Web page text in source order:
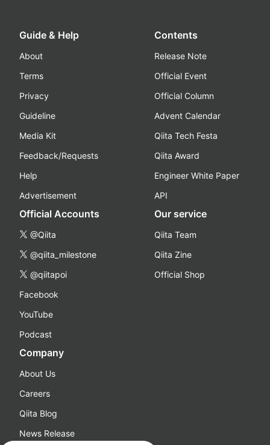
Guide & Help
About
Terms
Privacy
Guideline
Media Kit
Feedback/Requests
Help
Advertisement
Contents
Release Note
Official Event
Official Column
Advent Calendar
Qiita Tech Festa
Qiita Award
Engineer White Paper
API
Official Accounts
@Qiita
@qiita_milestone
@qiitapoi
Facebook
YouTube
Podcast
Our service
Qiita Team
Qiita Zine
Official Shop
Company
About Us
Careers
Qiita Blog
News Release